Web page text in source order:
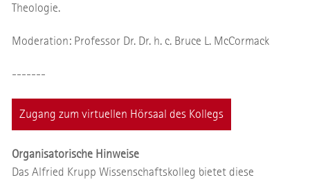
Theologie.
Moderation: Professor Dr. Dr. h. c. Bruce L. McCormack
-------
Zugang zum virtuellen Hörsaal des Kollegs
Organisatorische Hinweise
Das Alfried Krupp Wissenschaftskolleg bietet diese